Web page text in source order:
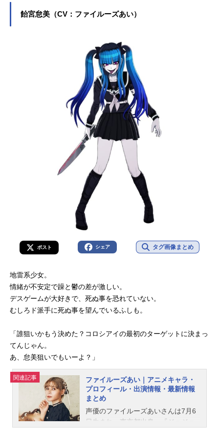
ルレルト役など、人気作品のキャラ
事をご紹介！
飴宮怠美（CV：ファイルーズあい）
ポスト シェア タグ画像まとめ
地雷系少女。
情緒が不安定で躁と鬱の差が激しい。
デスゲームが大好きで、死ぬ事を恐れていない。
むしろド派手に死ぬ事を望んでいるふしも。
「誰狙いかもう決めた？コロシアイの最初のターゲットに決まっ
てんじゃん。
あ、怠美狙いでもいーよ？」
関連記事
ファイルーズあい｜アニメキャラ・
プロフィール・出演情報・最新情報
まとめ
声優のファイルーズあいさんは7月6
日生まれ、東京都出身。『ジョジョ